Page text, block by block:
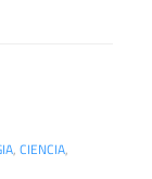
, CIENCIA,